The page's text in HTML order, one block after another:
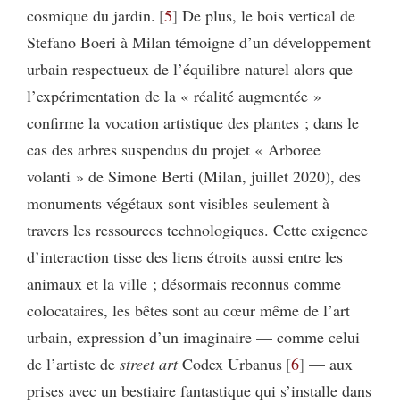
cosmique du jardin. 5 De plus, le bois vertical de
Stefano Boeri à Milan témoigne d’un développement
urbain respectueux de l’équilibre naturel alors que
l’expérimentation de la « réalité augmentée »
confirme la vocation artistique des plantes ; dans le
cas des arbres suspendus du projet « Arboree
volanti » de Simone Berti (Milan, juillet 2020), des
monuments végétaux sont visibles seulement à
travers les ressources technologiques. Cette exigence
d’interaction tisse des liens étroits aussi entre les
animaux et la ville ; désormais reconnus comme
colocataires, les bêtes sont au cœur même de l’art
urbain, expression d’un imaginaire — comme celui
de l’artiste de street artCodex Urbanus 6 — aux
prises avec un bestiaire fantastique qui s’installe dans